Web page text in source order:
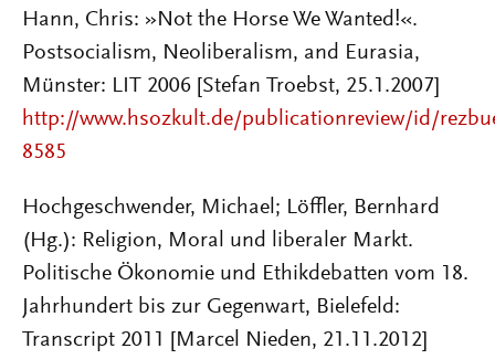
Hann, Chris: »Not the Horse We Wanted!«.
Postsocialism, Neoliberalism, and Eurasia,
Münster: LIT 2006 [Stefan Troebst, 25.1.2007]
http://www.hsozkult.de/publicationreview/id/
8585
Hochgeschwender, Michael; Löffler, Bernhard
(Hg.): Religion, Moral und liberaler Markt.
Politische Ökonomie und Ethikdebatten vom 18.
Jahrhundert bis zur Gegenwart, Bielefeld:
Transcript 2011 [Marcel Nieden, 21.11.2012]